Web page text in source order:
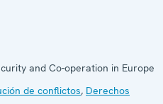
and Co-operation in Europe
de conflictos, Derechos